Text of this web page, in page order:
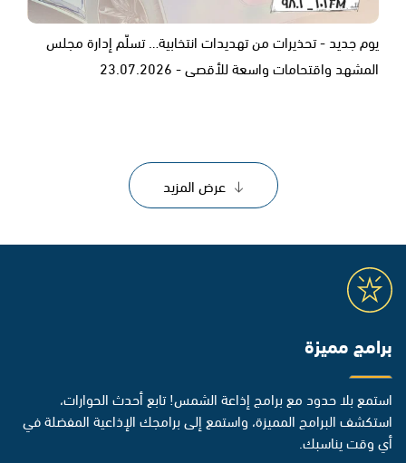
يوم جديد - تحذيرات من تهديدات انتخابية… تسلّم إدارة مجلس
المشهد واقتحامات واسعة للأقصى - 23.07.2026
عرض المزيد
برامج مميزة
استمع بلا حدود مع برامج إذاعة الشمس! تابع أحدث الحوارات،
استكشف البرامج المميزة، واستمع إلى برامجك الإذاعية المفضلة في
أي وقت يناسبك.